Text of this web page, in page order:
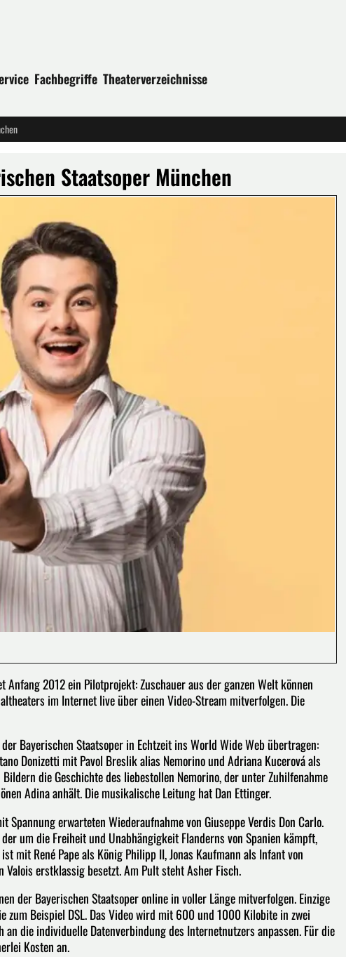
Fachbegriffe Theaterverzeichnisse
Staatsoper München
Anfang 2012 ein Pilotprojekt: Zuschauer aus der ganzen Welt können
im Internet live über einen Video-Stream mitverfolgen. Die
Bayerischen Staatsoper in Echtzeit ins World Wide Web übertragen:
Donizetti mit Pavol Breslik alias Nemorino und Adriana Kucerová als
die Geschichte des liebestollen Nemorino, der unter Zuhilfenahme
Adina anhält. Die musikalische Leitung hat Dan Ettinger.
erwarteten Wiederaufnahme von Giuseppe Verdis Don Carlo.
um die Freiheit und Unabhängigkeit Flanderns von Spanien kämpft,
mit René Pape als König Philipp II, Jonas Kaufmann als Infant von
erstklassig besetzt. Am Pult steht Asher Fisch.
der Bayerischen Staatsoper online in voller Länge mitverfolgen. Einzige
Beispiel DSL. Das Video wird mit 600 und 1000 Kilobite in zwei
die individuelle Datenverbindung des Internetnutzers anpassen. Für die
Kosten an.